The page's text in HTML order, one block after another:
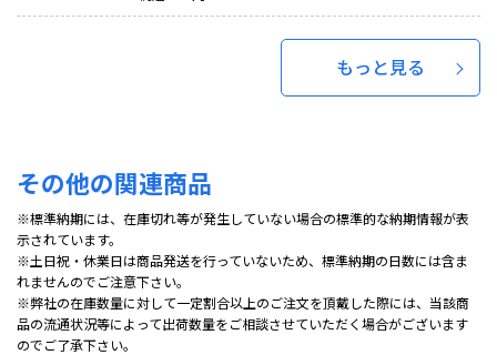
もっと見る
その他の関連商品
※標準納期には、在庫切れ等が発生していない場合の標準的な納期情報が表
示されています。
※土日祝・休業日は商品発送を行っていないため、標準納期の日数には含ま
れませんのでご注意下さい。
※弊社の在庫数量に対して一定割合以上のご注文を頂戴した際には、当該商
品の流通状況等によって出荷数量をご相談させていただく場合がございます
のでご了承下さい。